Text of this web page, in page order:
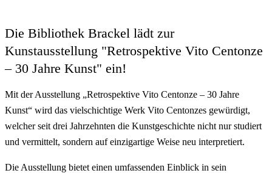
Die Bibliothek Brackel lädt zur
Kunstausstellung "Retrospektive Vito Centonze
– 30 Jahre Kunst" ein!
Mit der Ausstellung „Retrospektive Vito Centonze – 30 Jahre
Kunst“ wird das vielschichtige Werk Vito Centonzes gewürdigt,
welcher seit drei Jahrzehnten die Kunstgeschichte nicht nur studiert
und vermittelt, sondern auf einzigartige Weise neu interpretiert.
Die Ausstellung bietet einen umfassenden Einblick in sein